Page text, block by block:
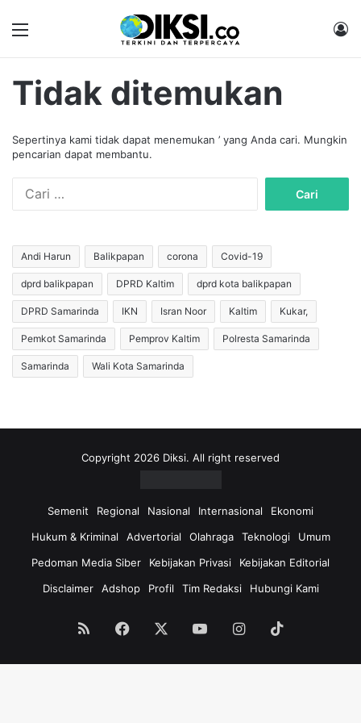
Tidak ditemukan
Sepertinya kami tidak dapat menemukan ’ yang Anda cari. Mungkin
pencarian dapat membantu.
u
n
t
u
k
:
Andi Harun Balikpapan corona Covid-19
dprd balikpapan DPRD Kaltim dprd kota balikpapan
DPRD Samarinda IKN Isran Noor Kaltim Kukar,
Pemkot Samarinda Pemprov Kaltim Polresta Samarinda
Samarinda Wali Kota Samarinda
Copyright 2026 Diksi. All right reserved
Semenit Regional Nasional Internasional
Ekonomi
Hukum & Kriminal
Advertorial Olahraga Teknologi
Umum
Pedoman Media Siber
Kebijakan Privasi
Kebijakan Editorial
Disclaimer
Adshop Profil Tim Redaksi Hubungi Kami
RSS Facebook YouTubeInstagram